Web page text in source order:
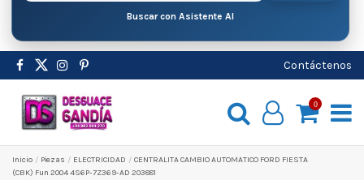
Buscar con Asistente AI
Contáctenos
0
Inicio Pіezas ELECTRICIDAD
CENTRALITA CAMBIO AUTOMATICO FORD FIESTA
(CBK) Fun 2004 4S6P-7Z369-AD 203881